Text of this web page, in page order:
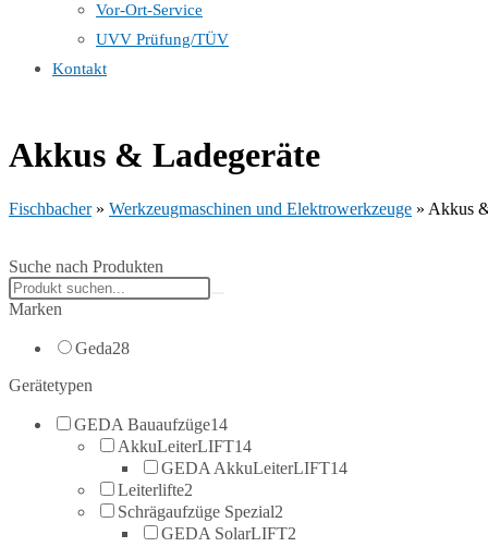
Vor-Ort-Service
UVV Prüfung/TÜV
Kontakt
Akkus & Ladegeräte
Fischbacher» Werkzeugmaschinen und Elektrowerkzeuge » Akkus
Suche nach Produkten
Search
products:
Marken
Geda28
Gerätetypen
GEDA Bauaufzüge14
AkkuLeiterLIFT14
GEDA AkkuLeiterLIFT14
Leiterlifte2
Schrägaufzüge Spezial2
GEDA SolarLIFT2